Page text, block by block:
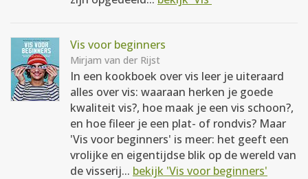
Vis voor beginners
Mirjam van der Rijst
In een kookboek over vis leer je uiteraard
alles over vis: waaraan herken je goede
kwaliteit vis?, hoe maak je een vis schoon?,
en hoe fileer je een plat- of rondvis? Maar
'Vis voor beginners' is meer: het geeft een
vrolijke en eigentijdse blik op de wereld van
de visserij... bekijk 'Vis voor beginners'